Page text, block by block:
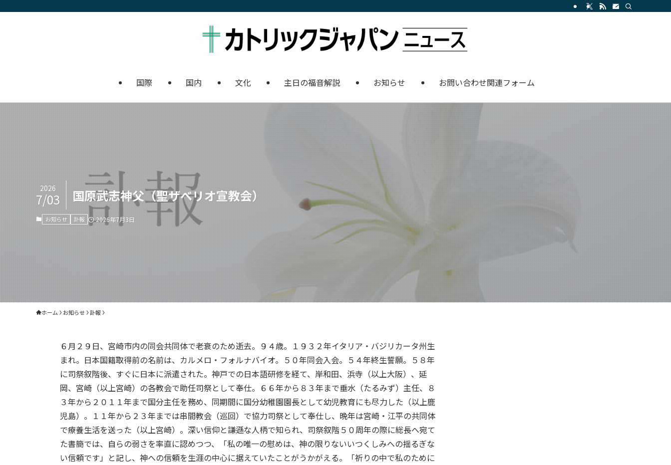
国際 国内 文化 主日の福音解説 お知らせ お問い合わせ関連フォーム
国原武志神父（聖ザベリオ宣教会）
2026
7/03
お知らせ 訃報 2026年7月3日
ホーム お知らせ 訃報
６月２９日、宮崎市内の同会共同体で老衰のため逝去。９４歳。１９３２年イタリア・バジリカータ州生
まれ。日本国籍取得前の名前は、カルメロ・フォルナバイオ。５０年同会入会。５４年終生誓願。５８年
に司祭叙階後、すぐに日本に派遣された。神戸での日本語研修を経て、岸和田、浜寺（以上大阪）、延
岡、宮崎（以上宮崎）の各教会で助任司祭として奉仕。６６年から８３年まで垂水（たるみず）主任、８
３年から２０１１年まで国分主任を務め、同期間に国分幼稚園園長として幼児教育にも尽力した（以上鹿
児島）。１１年から２３年までは串間教会（巡回）で協力司祭として奉仕し、晩年は宮崎・江平の共同体
で療養生活を送った（以上宮崎）。深い信仰と謙遜な人柄で知られ、司祭叙階５０周年の際に総長へ宛て
た書簡では、自らの弱さを率直に認めつつ、「私の唯一の慰めは、神の限りないいつくしみへの揺るぎな
い信頼です」と記し、神への信頼を生涯の中心に据えていたことがうかがえる。「祈りの中で私のために